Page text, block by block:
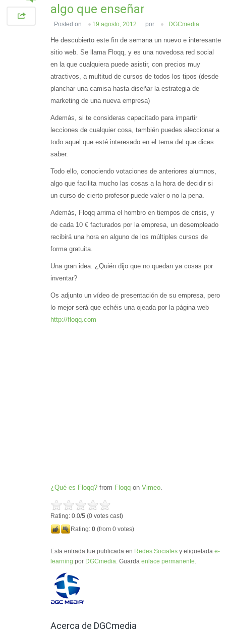
algo que enseñar
Posted on 19 agosto, 2012 por DGCmedia
He descubierto este fin de semana un nuevo e interesante
sitio web. Se llama Floqq, y es una novedosa red social
en la que cualquiera puede asistir, con precios muy
atractivos, a multitud de cursos de todos los tipos (desde
planchar una camisa hasta diseñar la estrategia de
marketing de una nueva empresa)
Además, si te consideras capacitado para impartir
lecciones de cualquier cosa, también puedes aleccionar a
todo aquel que esté interesado en el tema del que dices
saber.
Todo ello, conociendo votaciones de anteriores alumnos,
algo que facilita mucho las cosas a la hora de decidir si
un curso de cierto profesor puede valer o no la pena.
Además, Floqq arrima el hombro en tiempos de crisis, y
de cada 10 € facturados por la empresa, un desempleado
recibirá una hora en alguno de los múltiples cursos de
forma gratuita.
Una gran idea. ¿Quién dijo que no quedan ya cosas por
inventar?
Os adjunto un vídeo de presentación de su empresa, pero
lo mejor será que echéis una ojeada por la página web
http://floqq.com
¿Qué es Floqq? from Floqq on Vimeo.
Rating: 0.0/5 (0 votes cast)
Rating: 0 (from 0 votes)
Esta entrada fue publicada en Redes Sociales y etiquetada e-
learning por DGCmedia. Guarda enlace permanente.
Acerca de DGCmedia